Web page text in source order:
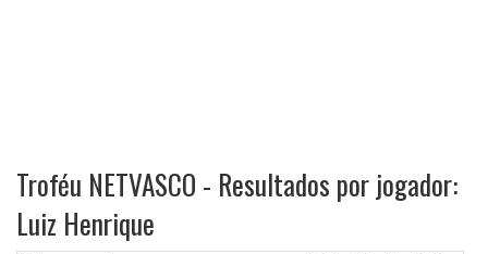
Troféu NETVASCO - Resultados por jogador:
Luiz Henrique